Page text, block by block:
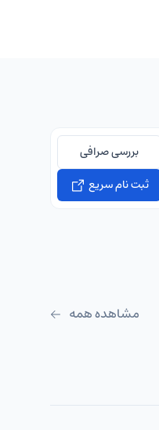
بررسی صرافی
ثبت نام سریع
مشاهده همه